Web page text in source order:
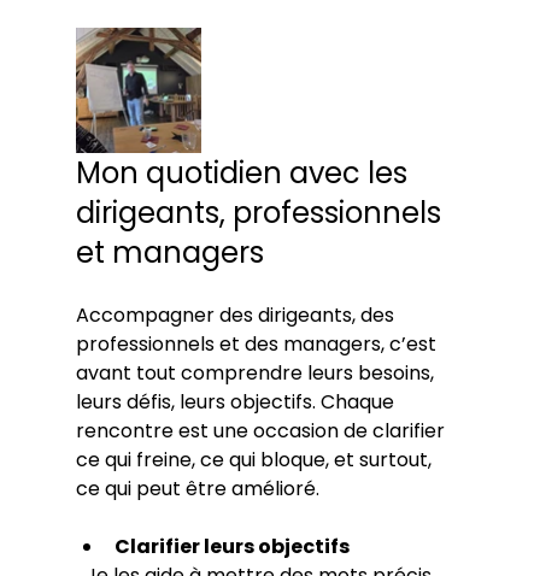
Mon quotidien avec les
dirigeants, professionnels
et managers
Accompagner des dirigeants, des
professionnels et des managers, c’est
avant tout comprendre leurs besoins,
leurs défis, leurs objectifs. Chaque
rencontre est une occasion de clarifier
ce qui freine, ce qui bloque, et surtout,
ce qui peut être amélioré.
Clarifier leurs objectifs